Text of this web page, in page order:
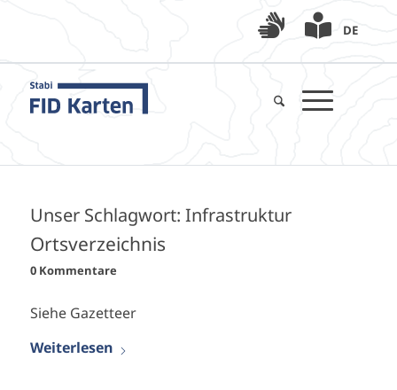
DE
Unser Schlagwort: Infrastruktur
Ortsverzeichnis
0 Kommentare
Siehe Gazetteer
Weiterlesen